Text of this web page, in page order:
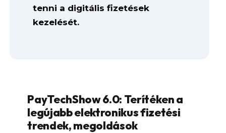
tenni a digitális fizetések
kezelését.
PayTechShow 6.0: Terítéken a
legújabb elektronikus fizetési
trendek, megoldások